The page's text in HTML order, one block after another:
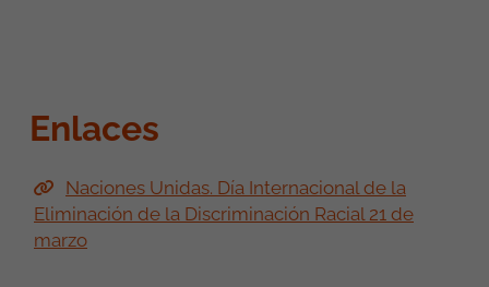
Enlaces
Naciones Unidas. Día Internacional de la
Eliminación de la Discriminación Racial 21 de
marzo